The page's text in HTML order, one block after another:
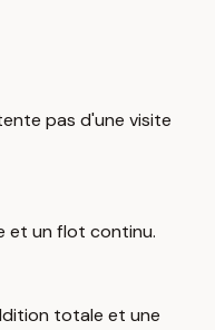
pas d'une visite
et un flot continu.
totale et une